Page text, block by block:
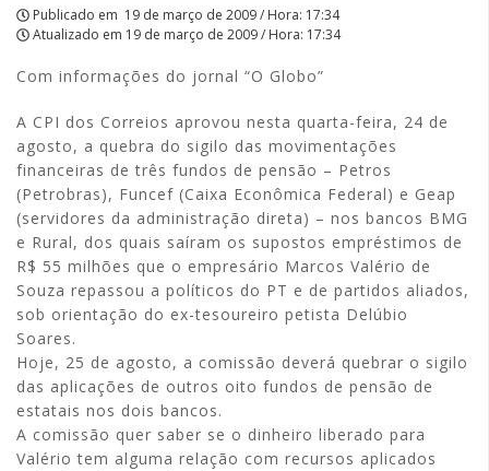
Publicado em 19 de março de 2009 / Hora: 17:34
Atualizado em 19 de março de 2009 / Hora: 17:34
Com informações do jornal “O Globo”
A CPI dos Correios aprovou nesta quarta-feira, 24 de
agosto, a quebra do sigilo das movimentações
financeiras de três fundos de pensão – Petros
(Petrobras), Funcef (Caixa Econômica Federal) e Geap
(servidores da administração direta) – nos bancos BMG
e Rural, dos quais saíram os supostos empréstimos de
R$ 55 milhões que o empresário Marcos Valério de
Souza repassou a políticos do PT e de partidos aliados,
sob orientação do ex-tesoureiro petista Delúbio
Soares.
Hoje, 25 de agosto, a comissão deverá quebrar o sigilo
das aplicações de outros oito fundos de pensão de
estatais nos dois bancos.
A comissão quer saber se o dinheiro liberado para
Valério tem alguma relação com recursos aplicados